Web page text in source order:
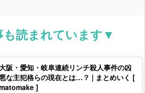
も読まれています▼
阪・愛知・岐阜連続リンチ殺人事件の凶
な主犯格らの現在とは…？ | まとめいく [
]